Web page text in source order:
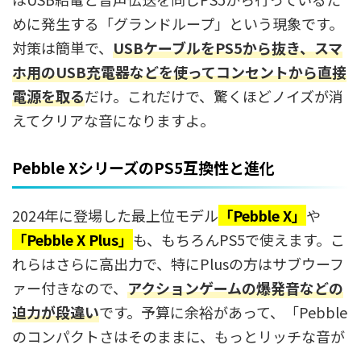
めに発生する「グランドループ」という現象です。
対策は簡単で、 USBケーブルをPS5から抜き、スマ
ホ用のUSB充電器などを使ってコンセントから直接
電源を取るだけ。これだけで、驚くほどノイズが消
えてクリアな音になりますよ。
Pebble XシリーズのPS5互換性と進化
2024年に登場した最上位モデル 「Pebble X」 や
「Pebble X Plus」 も、もちろんPS5で使えます。こ
れらはさらに高出力で、特にPlusの方はサブウーフ
ァー付きなので、 アクションゲームの爆発音などの
迫力が段違いです。予算に余裕があって、「Pebble
のコンパクトさはそのままに、もっとリッチな音が